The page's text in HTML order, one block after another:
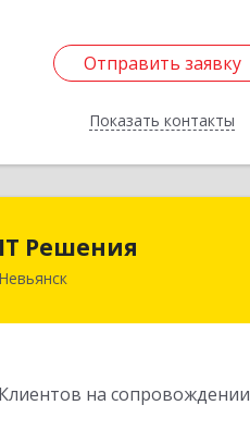
Отправить заявку
Показать контакты
Отправить заявку
Назад
IT Решения
Невьянск
Клиентов на сопровождении